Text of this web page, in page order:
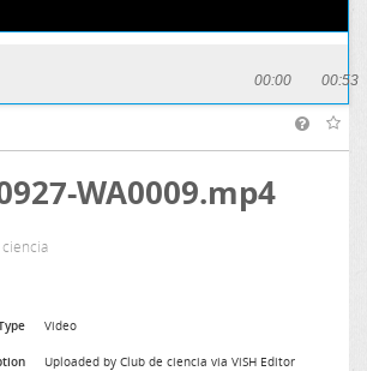
00:00 00:53
WA0009.mp4
Video
Uploaded by Club de ciencia via ViSH Editor